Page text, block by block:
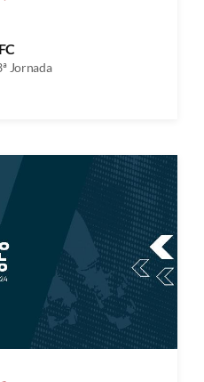
Jornada